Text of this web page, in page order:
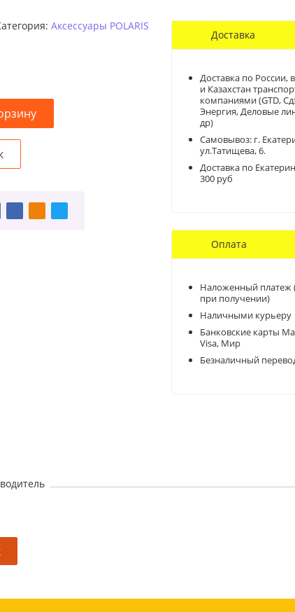
Аксессуары POLARIS
Доставка
Доставка по России,
и Казахстан
компаниями (GTD,
Энергия, Деловые
др)
Самовывоз: г.
ул.Татищева, 6.
Доставка по
300 руб
Оплата
Наложенный платеж
при получении)
Наличными курьеру
Банковские карты
Visa, Мир
Безналичный